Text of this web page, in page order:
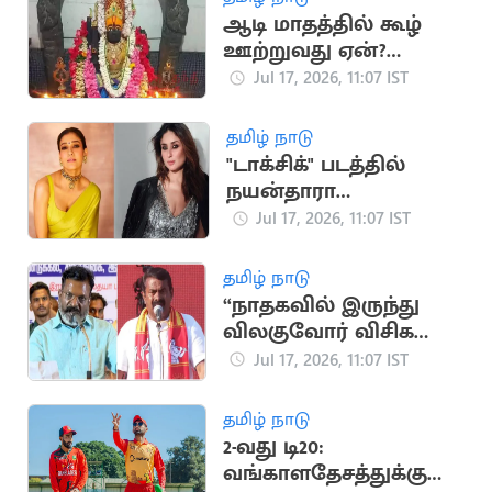
ஆடி மாதத்தில் கூழ்
ஊற்றுவது ஏன்?
முன்னோர்களின்
விளக்கம்
Jul 17, 2026, 11:07 IST
தமிழ் நாடு
"டாக்சிக்" படத்தில்
நயன்தாரா
கதாபாத்திரத்தில்
கபூர்
Jul 17, 2026, 11:07 IST
தமிழ் நாடு
“நாதகவில் இருந்து
விலகுவோர் விசிக
வருவதில்லை”..
Jul 17, 2026, 11:07 IST
தமிழ் நாடு
2-வது டி20:
வங்காளதேசத்துக்கு